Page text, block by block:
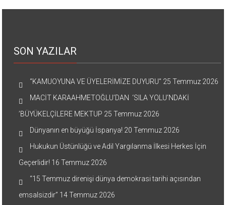
SON YAZILAR
“KAMUOYUNA VE ÜYELERİMİZE DUYURU” 25 Temmuz 2026
MACİT KARAAHMETOĞLU’DAN ‘SILA YOLU’NDAKİ
’BÜYÜKELÇİLERE MEKTUP 25 Temmuz 2026
Dünyanın en büyüğü İspanya! 20 Temmuz 2026
Hukukun Üstünlüğü ve Adil Yargılanma İlkesi Herkes İçin
Geçerlidir! 16 Temmuz 2026
“15 Temmuz direnişi dünya demokrasi tarihi açısından
emsalsizdir” 14 Temmuz 2026